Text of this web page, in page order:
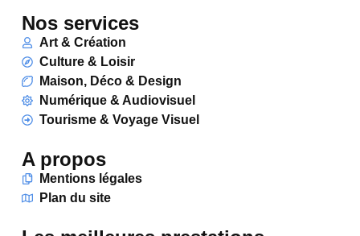
Nos services
Art & Création
Culture & Loisir
Maison, Déco & Design
Numérique & Audiovisuel
Tourisme & Voyage Visuel
A propos
Mentions légales
Plan du site